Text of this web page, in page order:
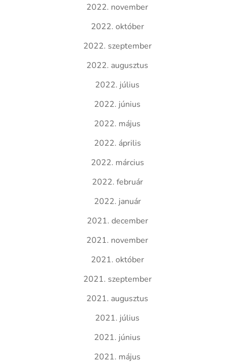
2022. november
2022. október
2022. szeptember
2022. augusztus
2022. július
2022. június
2022. május
2022. április
2022. március
2022. február
2022. január
2021. december
2021. november
2021. október
2021. szeptember
2021. augusztus
2021. július
2021. június
2021. május